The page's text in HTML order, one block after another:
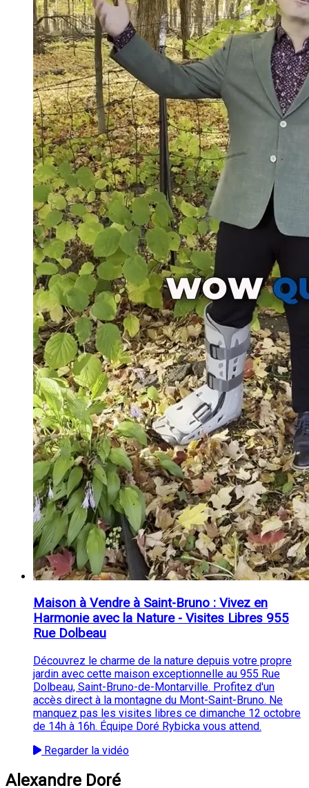
Maison à Vendre à Saint-Bruno : Vivez en
Harmonie avec la Nature - Visites Libres 955
Rue Dolbeau
Découvrez le charme de la nature depuis votre propre
jardin avec cette maison exceptionnelle au 955 Rue
Dolbeau, Saint-Bruno-de-Montarville. Profitez d'un
accès direct à la montagne du Mont-Saint-Bruno. Ne
manquez pas les visites libres ce dimanche 12 octobre
de 14h à 16h. Équipe Doré Rybicka vous attend.
Regarder la vidéo
Alexandre Doré